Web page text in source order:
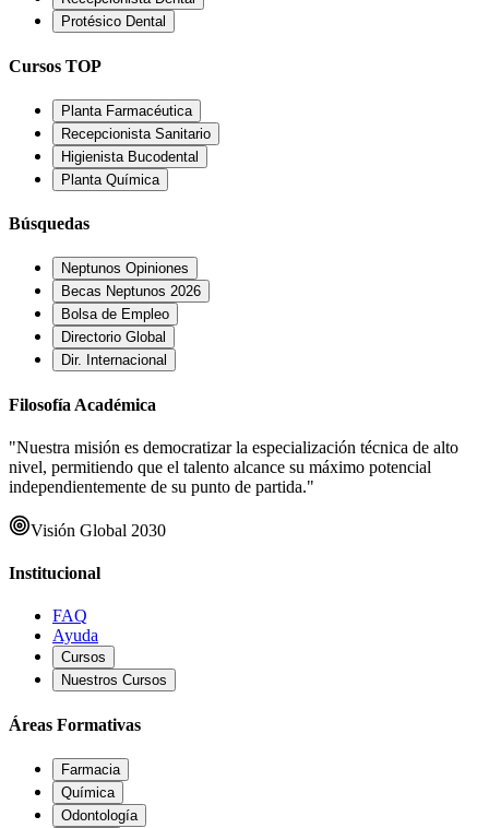
Protésico Dental
Cursos TOP
Planta Farmacéutica
Recepcionista Sanitario
Higienista Bucodental
Planta Química
Búsquedas
Neptunos Opiniones
Becas Neptunos 2026
Bolsa de Empleo
Directorio Global
Dir. Internacional
Filosofía Académica
"Nuestra misión es democratizar la especialización técnica de alto
nivel, permitiendo que el talento alcance su máximo potencial
independientemente de su punto de partida."
Visión Global 2030
Institucional
FAQ
Ayuda
Cursos
Nuestros Cursos
Áreas Formativas
Farmacia
Química
Odontología